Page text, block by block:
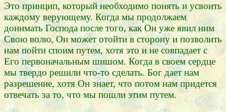
Это принцип, который необходимо понять и усвоить
каждому верующему. Когда мы продолжаем
донимать Господа после того, как Он уже явил ним
Свою волю, Он может отойти в сторону и позволить
нам пойти споим путем, хотя это и не совпадает с
Его первоначальным шишом. Когда в своем сердце
мы твердо решили что-то сделать. Бог дает нам
разрешение, хотя Он знает, что потом нам придется
отвечать за то, что мы пошли этим путем.